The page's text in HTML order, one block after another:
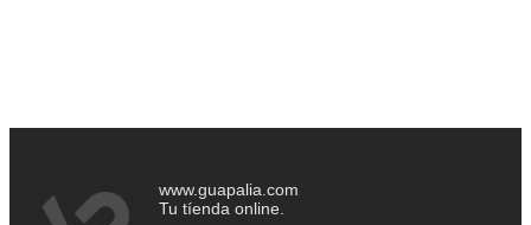
www.guapalia.com
Tu tíenda online.